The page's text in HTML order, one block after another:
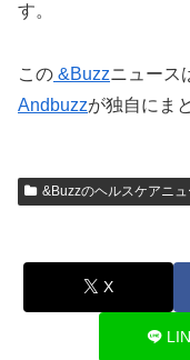
す。
この &Buzzニュース
Andbuzzが独自にま
&Buzzのヘルスケアニュ
X